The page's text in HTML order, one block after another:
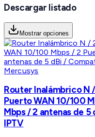
Descargar listado
Mostrar opciones
Mercusys
Router Inalámbrico N
Puerto WAN 10/100
Mbps / 2 antenas de
IPTV